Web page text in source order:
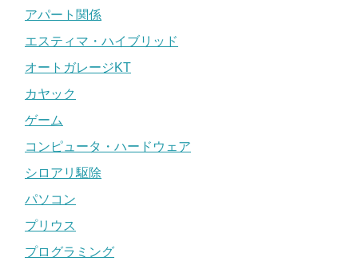
アパート関係
エスティマ・ハイブリッド
オートガレージKT
カヤック
ゲーム
コンピュータ・ハードウェア
シロアリ駆除
パソコン
プリウス
プログラミング